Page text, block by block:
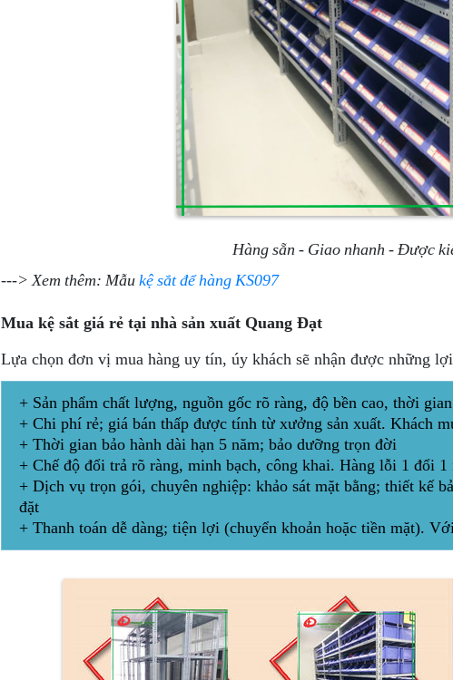
Hàng sẵn - Giao nhanh - Được
---> Xem thêm: Mẫukệ sắt để hàng KS097
Mua kệ sắt giá rẻ tại nhà sản xuất Quang Đạt
Lựa chọn đơn vị mua hàng uy tín, úy khách sẽ nhận được những
+ Sản phẩm chất lượng, nguồn gốc rõ ràng, độ bền cao, thời
+ Chi phí rẻ; giá bán thấp được tính từ xưởng sản xuất. Khách
+ Thời gian bảo hành dài hạn 5 năm; bảo dưỡng trọn đời
+ Chế độ đổi trả rõ ràng, minh bạch, công khai. Hàng lỗi 1 đổi
+ Dịch vụ trọn gói, chuyên nghiệp: khảo sát mặt bằng; thiết kế
đặt
+ Thanh toán dễ dàng; tiện lợi (chuyển khoản hoặc tiền mặt).